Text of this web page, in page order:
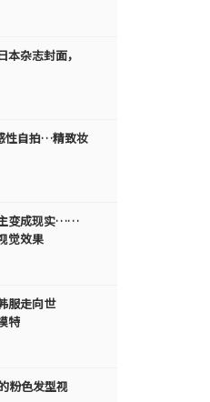
本杂志封面，
性自拍…精致妆
变成现实……
觉效果
服走向世
特
粉色发型视